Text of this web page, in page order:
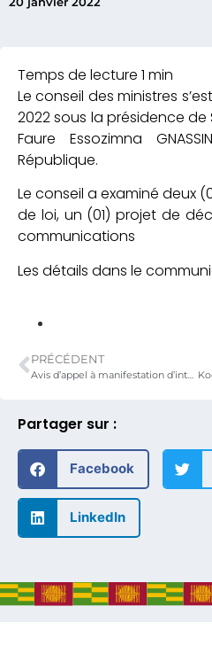
Partager sur :
Facebook
LinkedIn
Le conseil des ministres
2022 sous la présidence de
Faure Essozimna
République.
Le conseil a examiné deux
de loi, un (01) projet de
communications
Les détails dans le
PRÉCÉDENT
Avis d’appel à manifestation d’intérêt général